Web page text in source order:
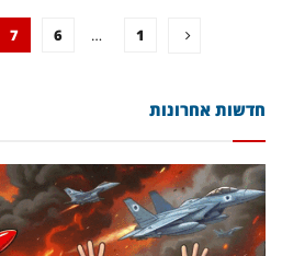
1
…
6
7
חדשות אחרונות